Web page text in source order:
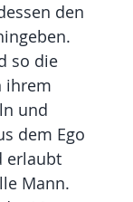
den
so die
ihrem
und
dem Ego
erlaubt
Mann.